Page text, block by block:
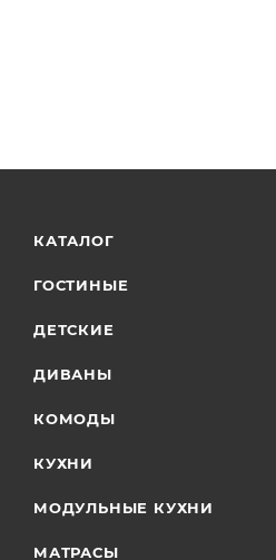
КАТАЛОГ
ГОСТИНЫЕ
ДЕТСКИЕ
ДИВАНЫ
КОМОДЫ
КУХНИ
МОДУЛЬНЫЕ КУХНИ
МАТРАСЫ